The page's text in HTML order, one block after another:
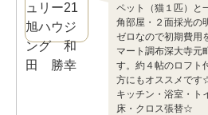
ペット（猫１匹）と
角部屋・２面採光の
ゼロなので初期費用
マート調布深大寺元
す。約４帖のロフト
方にもオススメです
キッチン・浴室・ト
床・クロス張替☆